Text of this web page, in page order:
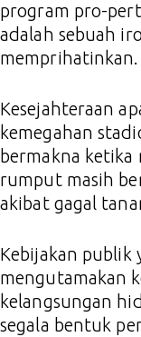
program pro-
adalah sebuah
memprihatinkan.
Kesejahteraan
kemegahan
bermakna
rumput masih
akibat gagal
Kebijakan publik
mengutamakan
kelangsungan
segala bentuk